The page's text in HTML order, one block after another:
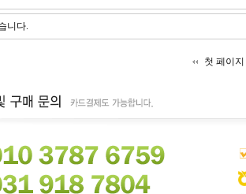
니다.
첫 페이지